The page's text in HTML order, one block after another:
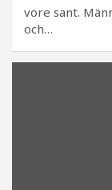
vore sant.
och…